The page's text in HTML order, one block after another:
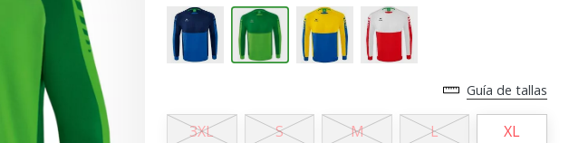
Guía de tallas
3XL S M L XL